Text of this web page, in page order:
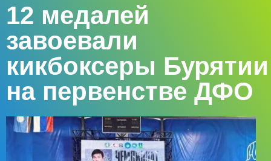
12 медалей
завоевали
кикбоксеры Бурятии
на первенстве ДФО